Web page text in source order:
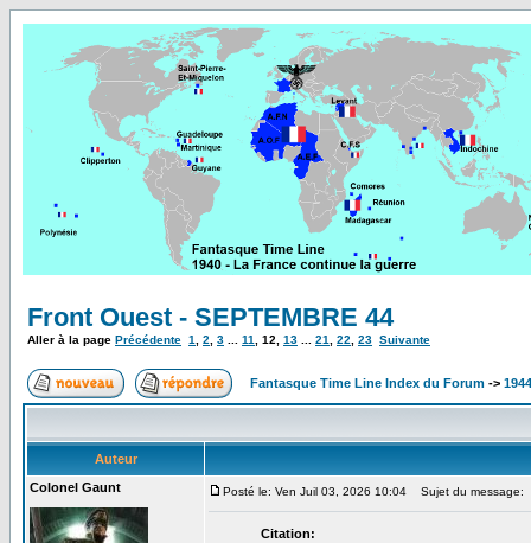
Front Ouest - SEPTEMBRE 44
Aller à la page Précédente 1 2 3 11 12 13 21 22 23 Suivante
Fantasque Time Line Index du Forum ->
Auteur
Colonel Gaunt
Posté le: Ven Juil 03, 2026 10:04 Sujet du message:
Citation: